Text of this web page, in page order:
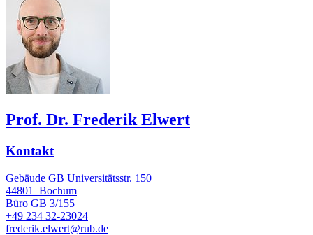
Prof. Dr. Frederik Elwert
Kontakt
Gebäude GB Universitätsstr. 150
44801
Bochum
Büro GB 3/155
+49 234 32-23024
frederik.elwert@rub.de